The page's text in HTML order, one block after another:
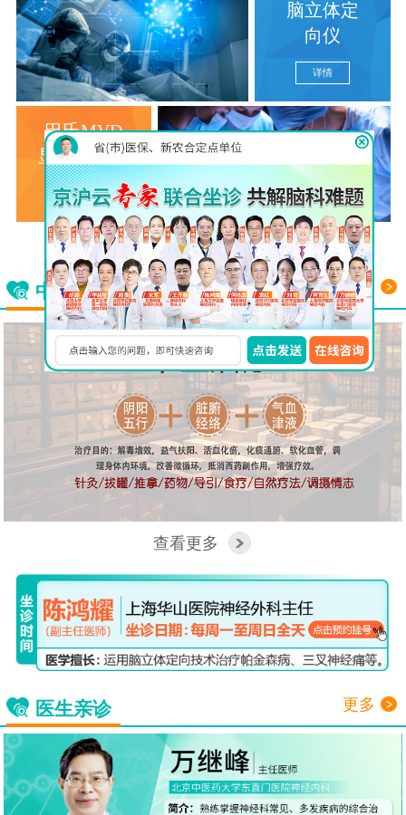
脑立体定
向仪
详情
巴氏MVD
显微分离术
详情
查看更多
中西医结合看脑病 更多
查看更多
医生亲诊 更多